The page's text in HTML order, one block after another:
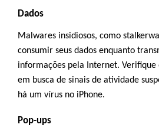
Dados
Malwares insidiosos, como
consumir seus dados enquanto
informações pela Internet. Verifique
em busca de sinais de atividade
há um vírus no iPhone.
Pop-ups